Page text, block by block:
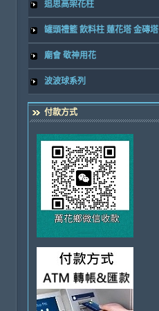
追思高架花柱
罐頭禮籃 飲料柱 蓮花塔 金磚塔
廟會 敬神用花
波波球系列
付款方式